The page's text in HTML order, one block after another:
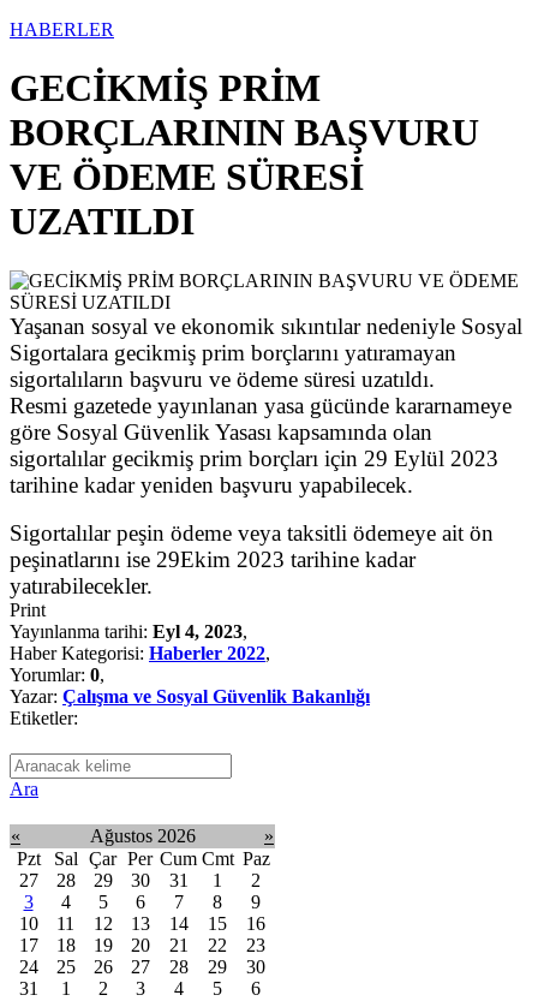
HABERLER
GECİKMİŞ PRİM
BORÇLARININ BAŞVURU
VE ÖDEME SÜRESİ
UZATILDI
Yaşanan sosyal ve ekonomik sıkıntılar nedeniyle Sosyal
Sigortalara gecikmiş prim borçlarını yatıramayan
sigortalıların başvuru ve ödeme süresi uzatıldı.
Resmi gazetede yayınlanan yasa gücünde kararnameye
göre Sosyal Güvenlik Yasası kapsamında olan
sigortalılar gecikmiş prim borçları için 29 Eylül 2023
tarihine kadar yeniden başvuru yapabilecek.
Sigortalılar peşin ödeme veya taksitli ödemeye ait ön
peşinatlarını ise 29Ekim 2023 tarihine kadar
yatırabilecekler.
Print
Yayınlanma tarihi: Eyl 4, 2023,
Haber Kategorisi: Haberler 2022,
Yorumlar: 0,
Yazar: Çalışma ve Sosyal Güvenlik Bakanlığı
Etiketler:
Ara
« Ağustos 2026
»
Pzt
Sal Çar Per Cum Cmt Paz
27
28 29 30 31 1
2
3
4 5 6 7 8
9
10
11 12 13 14 15
16
17
18 19 20 21 22
23
24
25 26 27 28 29
30
31
1 2 3 4 5 6